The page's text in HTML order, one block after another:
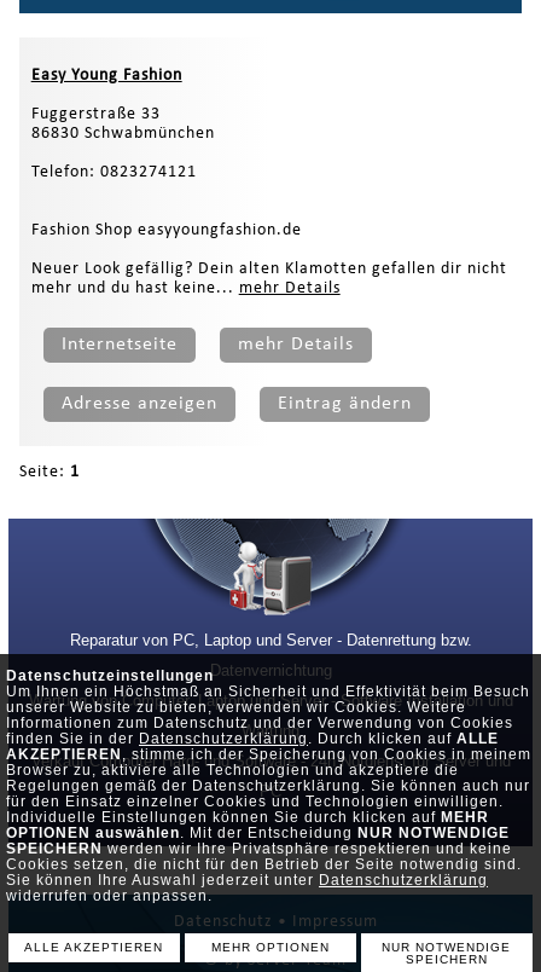
Datenschutzeinstellungen
Um Ihnen ein Höchstmaß an Sicherheit und Effektivität beim Besuch
unserer Website zu bieten, verwenden wir Cookies. Weitere
Informationen zum Datenschutz und der Verwendung von Cookies
finden Sie in der Datenschutzerklärung . Durch klicken auf ALLE
AKZEPTIEREN , stimme ich der Speicherung von Cookies in meinem
Browser zu, aktiviere alle Technologien und akzeptiere die
Regelungen gemäß der Datenschutzerklärung. Sie können auch nur
für den Einsatz einzelner Cookies und Technologien einwilligen.
Individuelle Einstellungen können Sie durch klicken auf MEHR
OPTIONEN auswählen. Mit der Entscheidung NUR NOTWENDIGE
SPEICHERNwerden wir Ihre Privatsphäre respektieren und keine
Cookies setzen, die nicht für den Betrieb der Seite notwendig sind.
Sie können Ihre Auswahl jederzeit unter Datenschutzerklärung
widerrufen oder anpassen.
ALLE AKZEPTIEREN MEHR OPTIONEN
NUR NOTWENDIGE
SPEICHERN
Easy Young Fashion
Fuggerstraße 33
86830 Schwabmünchen
Telefon: 0823274121
Fashion Shop easyyoungfashion.de
Neuer Look gefällig? Dein alten Klamotten gefallen dir nicht
mehr und du hast keine... mehr Details
Internetseite mehr Details
Adresse anzeigen Eintrag ändern
Seite: 1
Reparatur von PC, Laptop und Server - Datenrettung bzw.
Datenvernichtung
Wartung von Computer, Laptop und Server - Software Installation und
Wartung
Verkauf Computer Hard- und Software - 24h Notdienst für Server und
PC
Datenschutz • Impressum
© by Server-Team